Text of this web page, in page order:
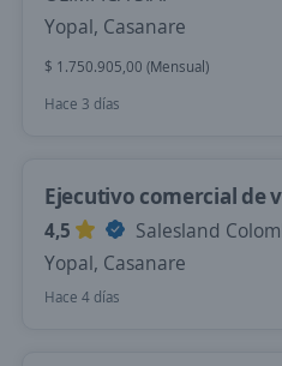
Yopal, Casanare
$ 1.750.905,00 (Mensual)
Hace 3 días
Ejecutivo comercial de
4,5
Salesland
Yopal, Casanare
Hace 4 días